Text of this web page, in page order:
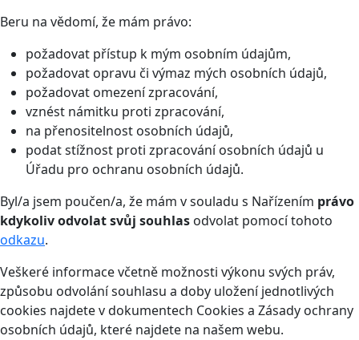
Beru na vědomí, že mám právo:
požadovat přístup k mým osobním údajům,
požadovat opravu či výmaz mých osobních údajů,
požadovat omezení zpracování,
vznést námitku proti zpracování,
na přenositelnost osobních údajů,
podat stížnost proti zpracování osobních údajů u
Úřadu pro ochranu osobních údajů.
Byl/a jsem poučen/a, že mám v souladu s Nařízením právo
kdykoliv odvolat svůj souhlas odvolat pomocí tohoto
odkazu.
Veškeré informace včetně možnosti výkonu svých práv,
způsobu odvolání souhlasu a doby uložení jednotlivých
cookies najdete v dokumentech Cookies a Zásady ochrany
osobních údajů, které najdete na našem webu.